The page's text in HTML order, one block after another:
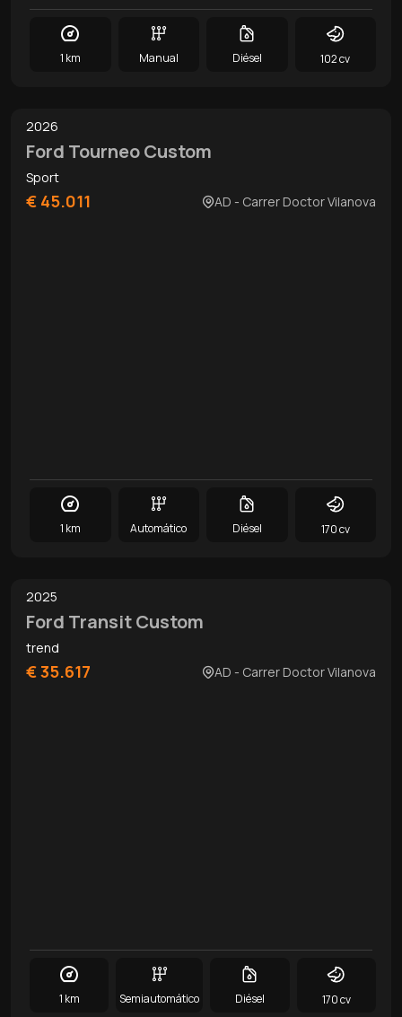
1 km Manual Diésel 102 cv
2026
Ford Tourneo Custom
Sport
€ 45.011 AD - Carrer Doctor Vilanova
1 km Automático Diésel 170 cv
2025
Ford Transit Custom
trend
€ 35.617 AD - Carrer Doctor Vilanova
1 km Semiautomático Diésel 170 cv